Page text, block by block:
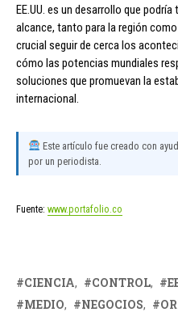
EE.UU. es un desarrollo que
alcance, tanto para la región
crucial seguir de cerca los
cómo las potencias mundiales
soluciones que promuevan la
internacional.
Este artículo fue creado con
por un periodista.
Fuente: www.portafolio.co
CIENCIA CONTROL
MEDIO
NEGOCIOS